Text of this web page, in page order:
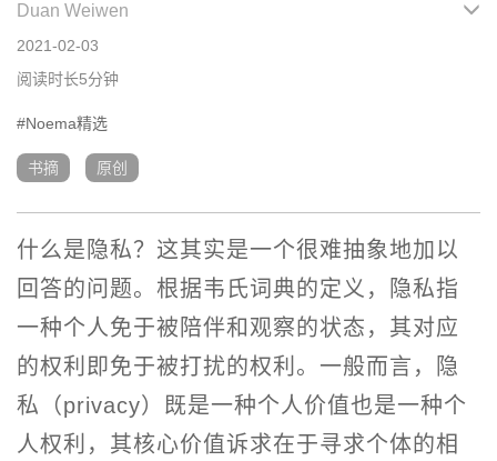
Duan Weiwen
2021-02-03
阅读时长5分钟
#Noema精选
书摘 原创
什么是隐私？这其实是一个很难抽象地加以
回答的问题。根据韦氏词典的定义，隐私指
一种个人免于被陪伴和观察的状态，其对应
的权利即免于被打扰的权利。一般而言，隐
私（privacy）既是一种个人价值也是一种个
人权利，其核心价值诉求在于寻求个体的相